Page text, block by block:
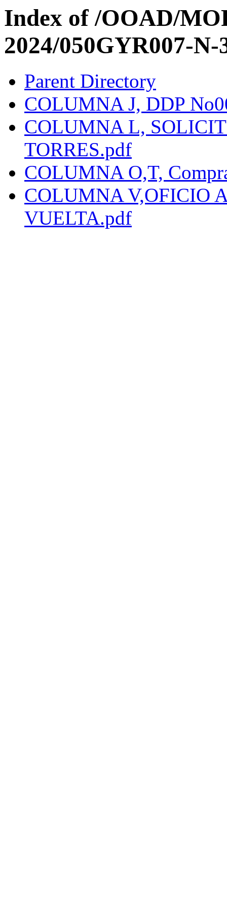
Index of /OOAD/
2024/050GYR007-N-
Parent Directory
COLUMNA J, DDP
COLUMNA L,
TORRES.pdf
COLUMNA O,T,
COLUMNA V,OFICIO
VUELTA.pdf